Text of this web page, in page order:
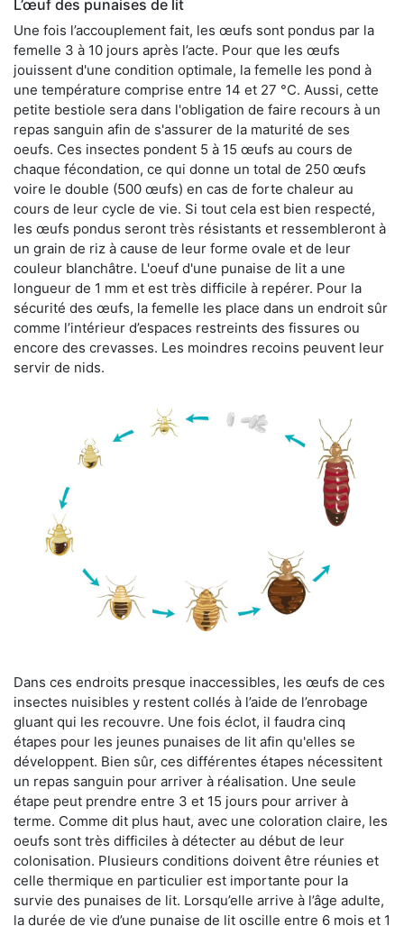
L’œuf des punaises de lit
Une fois l’accouplement fait, les œufs sont pondus par la
femelle 3 à 10 jours après l’acte. Pour que les œufs
jouissent d'une condition optimale, la femelle les pond à
une température comprise entre 14 et 27 °C. Aussi, cette
petite bestiole sera dans l'obligation de faire recours à un
repas sanguin afin de s'assurer de la maturité de ses
oeufs. Ces insectes pondent 5 à 15 œufs au cours de
chaque fécondation, ce qui donne un total de 250 œufs
voire le double (500 œufs) en cas de forte chaleur au
cours de leur cycle de vie. Si tout cela est bien respecté,
les œufs pondus seront très résistants et ressembleront à
un grain de riz à cause de leur forme ovale et de leur
couleur blanchâtre. L'oeuf d'une punaise de lit a une
longueur de 1 mm et est très difficile à repérer. Pour la
sécurité des œufs, la femelle les place dans un endroit sûr
comme l’intérieur d’espaces restreints des fissures ou
encore des crevasses. Les moindres recoins peuvent leur
servir de nids.
Dans ces endroits presque inaccessibles, les œufs de ces
insectes nuisibles y restent collés à l’aide de l’enrobage
gluant qui les recouvre. Une fois éclot, il faudra cinq
étapes pour les jeunes punaises de lit afin qu'elles se
développent. Bien sûr, ces différentes étapes nécessitent
un repas sanguin pour arriver à réalisation. Une seule
étape peut prendre entre 3 et 15 jours pour arriver à
terme. Comme dit plus haut, avec une coloration claire, les
oeufs sont très difficiles à détecter au début de leur
colonisation. Plusieurs conditions doivent être réunies et
celle thermique en particulier est importante pour la
survie des punaises de lit. Lorsqu’elle arrive à l’âge adulte,
la durée de vie d’une punaise de lit oscille entre 6 mois et 1